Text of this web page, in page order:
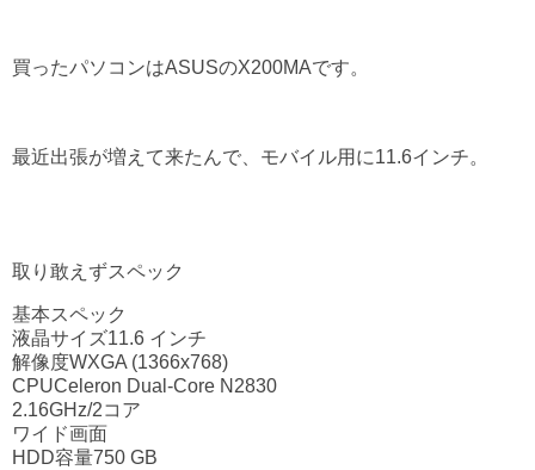
買ったパソコンはASUSのX200MAです。
最近出張が増えて来たんで、モバイル用に11.6インチ。
取り敢えずスペック
基本スペック
液晶サイズ11.6 インチ
解像度WXGA (1366x768)
CPUCeleron Dual-Core N2830
2.16GHz/2コア
ワイド画面
HDD容量750 GB